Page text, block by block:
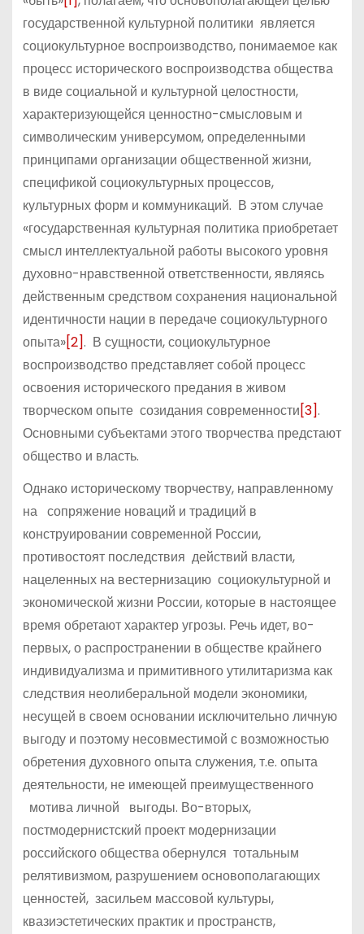
государственной культурной политики является
социокультурное воспроизводство, понимаемое как
процесс исторического воспроизводства общества
в виде социальной и культурной целостности,
характеризующейся ценностно-смысловым и
символическим универсумом, определенными
принципами организации общественной жизни,
спецификой социокультурных процессов,
культурных форм и коммуникаций. В этом случае
«государственная культурная политика приобретает
смысл интеллектуальной работы высокого уровня
духовно-нравственной ответственности, являясь
действенным средством сохранения национальной
идентичности нации в передаче социокультурного
опыта»[2]. В сущности, социокультурное
воспроизводство представляет собой процесс
освоения исторического предания в живом
творческом опыте созидания современности[3].
Основными субъектами этого творчества предстают
общество и власть.
Однако историческому творчеству, направленному
на сопряжение новаций и традиций в
конструировании современной России,
противостоят последствия действий власти,
нацеленных на вестернизацию социокультурной и
экономической жизни России, которые в настоящее
время обретают характер угрозы. Речь идет, во-
первых, о распространении в обществе крайнего
индивидуализма и примитивного утилитаризма как
следствия неолиберальной модели экономики,
несущей в своем основании исключительно личную
выгоду и поэтому несовместимой с возможностью
обретения духовного опыта служения, т.е. опыта
деятельности, не имеющей преимущественного
мотива личной выгоды. Во-вторых,
постмодернистский проект модернизации
российского общества обернулся тотальным
релятивизмом, разрушением основополагающих
ценностей, засильем массовой культуры,
квазиэстетических практик и пространств,